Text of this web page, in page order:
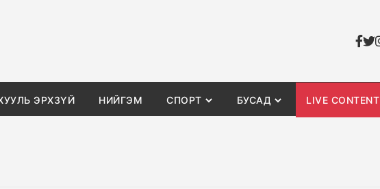
ЭРХЗҮЙ НИЙГЭМ СПОРТ БУСАД LIVE CONTENT